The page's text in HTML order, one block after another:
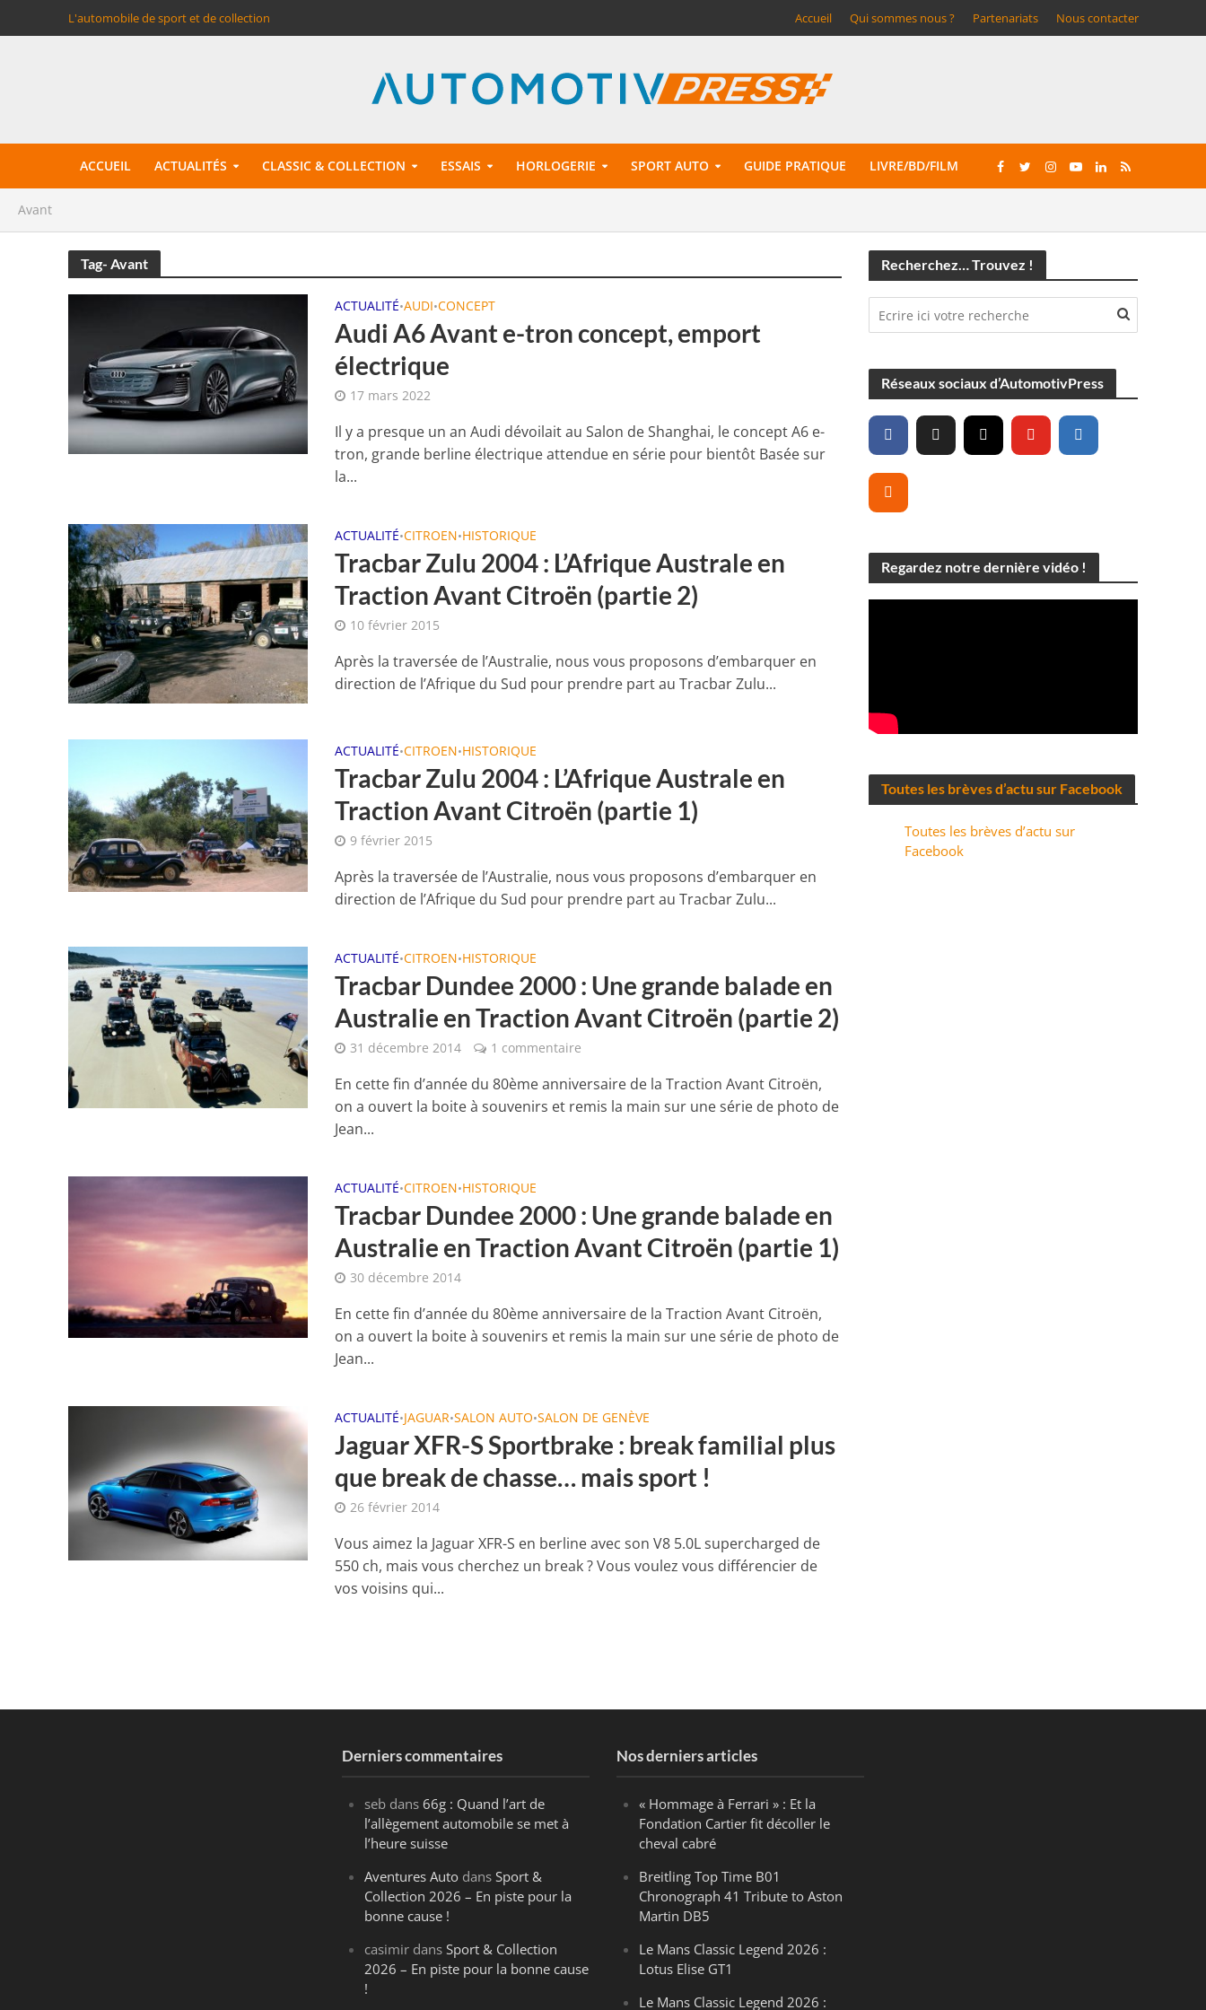
L'automobile de sport et de collection Accueil Qui sommes nous ? Partenariats Nous contacter
ACCUEIL ACTUALITÉS CLASSIC & COLLECTION ESSAIS HORLOGERIE SPORT AUTO GUIDE PRATIQUE LIVRE/BD/FILM
Avant
Tag- Avant
ACTUALITÉ•AUDI•CONCEPT
Audi A6 Avant e-tron concept, emport
électrique
17 mars 2022
Il y a presque un an Audi dévoilait au Salon de Shanghai, le concept A6 e-
tron, grande berline électrique attendue en série pour bientôt Basée sur
la...
ACTUALITÉ•CITROEN•HISTORIQUE
Tracbar Zulu 2004 : L’Afrique Australe en
Traction Avant Citroën (partie 2)
10 février 2015
Après la traversée de l’Australie, nous vous proposons d’embarquer en
direction de l’Afrique du Sud pour prendre part au Tracbar Zulu...
ACTUALITÉ•CITROEN•HISTORIQUE
Tracbar Zulu 2004 : L’Afrique Australe en
Traction Avant Citroën (partie 1)
9 février 2015
Après la traversée de l’Australie, nous vous proposons d’embarquer en
direction de l’Afrique du Sud pour prendre part au Tracbar Zulu...
ACTUALITÉ•CITROEN•HISTORIQUE
Tracbar Dundee 2000 : Une grande balade en
Australie en Traction Avant Citroën (partie 2)
31 décembre 2014 1 commentaire
En cette fin d’année du 80ème anniversaire de la Traction Avant Citroën,
on a ouvert la boite à souvenirs et remis la main sur une série de photo de
Jean...
ACTUALITÉ•CITROEN•HISTORIQUE
Tracbar Dundee 2000 : Une grande balade en
Australie en Traction Avant Citroën (partie 1)
30 décembre 2014
En cette fin d’année du 80ème anniversaire de la Traction Avant Citroën,
on a ouvert la boite à souvenirs et remis la main sur une série de photo de
Jean...
ACTUALITÉ•JAGUAR•SALON AUTO•SALON DE GENÈVE
Jaguar XFR-S Sportbrake : break familial plus
que break de chasse… mais sport !
26 février 2014
Vous aimez la Jaguar XFR-S en berline avec son V8 5.0L supercharged de
550 ch, mais vous cherchez un break ? Vous voulez vous différencier de
vos voisins qui...
Recherchez… Trouvez !
Réseaux sociaux d’AutomotivPress
Regardez notre dernière vidéo !
Toutes les brèves d’actu sur Facebook
Toutes les brèves d’actu sur
Facebook
Derniers commentaires
seb dans66g : Quand l’art de
l’allègement automobile se met à
l’heure suisse
Aventures Auto dansSport &
Collection 2026 – En piste pour la
bonne cause !
casimir dansSport & Collection
2026 – En piste pour la bonne cause
!
Nos derniers articles
« Hommage à Ferrari » : Et la
Fondation Cartier fit décoller le
cheval cabré
Breitling Top Time B01
Chronograph 41 Tribute to Aston
Martin DB5
Le Mans Classic Legend 2026 :
Lotus Elise GT1
Le Mans Classic Legend 2026 :